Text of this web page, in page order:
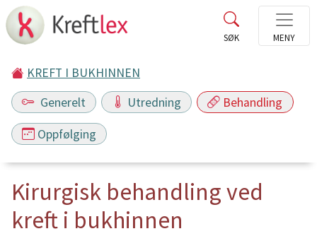
KREFT I BUKHINNEN
Generelt
Utredning Behandling
Oppfølging
Kirurgisk behandling ved
kreft i bukhinnen